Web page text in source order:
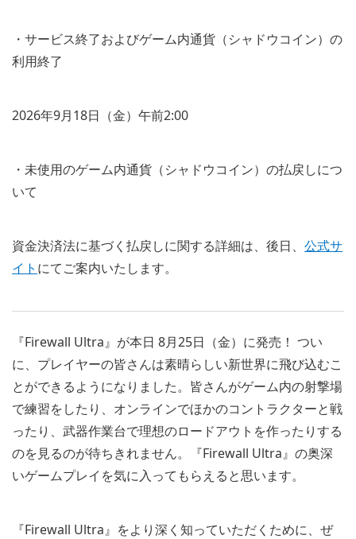
・サービス終了およびゲーム内通貨（シャドウコイン）の
利用終了
2026年9月18日（金）午前2:00
・未使用のゲーム内通貨（シャドウコイン）の払戻しにつ
いて
資金決済法に基づく払戻しに関する詳細は、後日、 公式サ
イト にてご案内いたします。
『Firewall Ultra』が本日 8月25日（金）に発売！ つい
に、プレイヤーの皆さんは素晴らしい新世界に飛び込むこ
とができるようになりました。皆さんがゲーム内の射撃場
で練習をしたり、オンラインでほかのコントラクターと戦
ったり、武器作業台で理想のロードアウトを作ったりする
のを見るのが待ちきれません。『Firewall Ultra』の奥深
いゲームプレイを気に入ってもらえると思います。
『Firewall Ultra』をより深く知っていただくために、ぜ